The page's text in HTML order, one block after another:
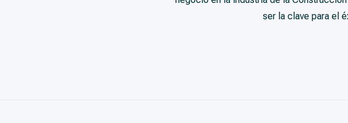
ser la clave para el